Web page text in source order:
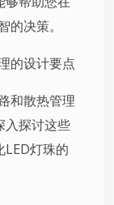
决策。
的设计要点
和散热管理
入探讨这些
灯珠的